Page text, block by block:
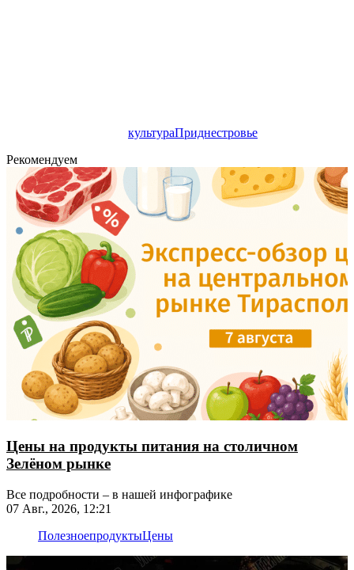
культураПриднестровье
Рекомендуем
Цены на продукты питания на столичном
Зелёном рынке
Все подробности – в нашей инфографике
07 Авг., 2026, 12:21
ПолезноепродуктыЦены